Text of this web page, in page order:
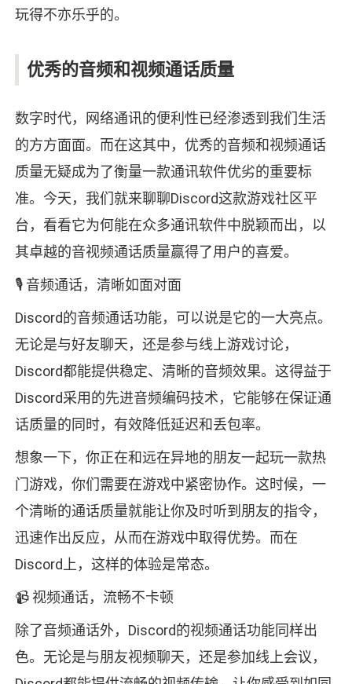
玩得不亦乐乎的。
优秀的音频和视频通话质量
数字时代，网络通讯的便利性已经渗透到我们生活
的方方面面。而在这其中，优秀的音频和视频通话
质量无疑成为了衡量一款通讯软件优劣的重要标
准。今天，我们就来聊聊Discord这款游戏社区平
台，看看它为何能在众多通讯软件中脱颖而出，以
其卓越的音视频通话质量赢得了用户的喜爱。
🎙️ 音频通话，清晰如面对面
Discord的音频通话功能，可以说是它的一大亮点。
无论是与好友聊天，还是参与线上游戏讨论，
Discord都能提供稳定、清晰的音频效果。这得益于
Discord采用的先进音频编码技术，它能够在保证通
话质量的同时，有效降低延迟和丢包率。
想象一下，你正在和远在异地的朋友一起玩一款热
门游戏，你们需要在游戏中紧密协作。这时候，一
个清晰的通话质量就能让你及时听到朋友的指令，
迅速作出反应，从而在游戏中取得优势。而在
Discord上，这样的体验是常态。
📹 视频通话，流畅不卡顿
除了音频通话外，Discord的视频通话功能同样出
色。无论是与朋友视频聊天，还是参加线上会议，